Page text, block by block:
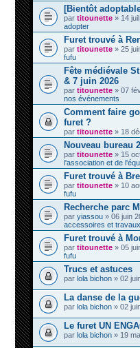
[Bientôt
par titounette» 14
adopter
Furet trouvé à
par titounette» 25
fufu
Fête médiévale
& 7 juin 2026
par titounette» 07
nos événements
Comment faire
furet ?
par titounette» 18
Nouveau bureau
par titounette» 15
l'association et de
Furet trouvé à
par titounette» 10
fufu
Recherche parc
par yiassou» 06 juin
accessoires et
Furet trouvé à
par titounette» 05
fufu
Trucs et astuces
par lola bichon» 02
La danse de la
par lola bichon» 02
Le furet UN
par lola bichon» 19